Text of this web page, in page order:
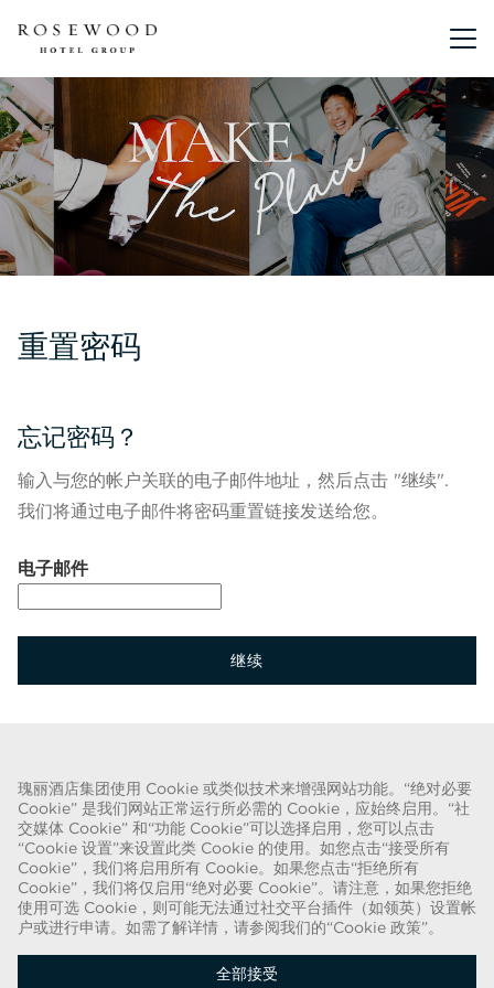
瑰丽酒店集团使用 Cookie 或类似技术来增强网站功能。“绝对必要
Cookie” 是我们网站正常运行所必需的 Cookie，应始终启用。“社
交媒体 Cookie” 和“功能 Cookie”可以选择启用，您可以点击
“Cookie 设置”来设置此类 Cookie 的使用。如您点击“接受所有
Cookie”，我们将启用所有 Cookie。如果您点击“拒绝所有
Cookie”，我们将仅启用“绝对必要 Cookie”。请注意，如果您拒绝
使用可选 Cookie，则可能无法通过社交平台插件（如领英）设置帐
户或进行申请。如需了解详情，请参阅我们的“Cookie 政策”。
全部接受
主菜单
重置密码
忘记密码？
输入与您的帐户关联的电子邮件地址，然后点击 "继续".
我们将通过电子邮件将密码重置链接发送给您。
通过电子邮件重置密码
电子邮件
继续
关于欺诈的警告
我们已得知近期出现一种欺诈手段，有人假扮成招聘人员，谎称可提供瑰丽酒
店集团的聘用合同。这些人使用名称中带有“瑰丽”字样的网络电子邮件帐户实
施此类招揽行动。被欺诈的目标被要求提供个人身份证明的复印件并汇款，以
完成聘用流程。这些招聘属于欺诈行为。瑰丽酒店集团不会要求求职者提供任
何形式的付款。